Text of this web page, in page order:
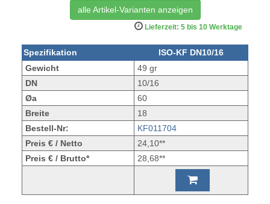
alle Artikel-Varianten anzeigen
Lieferzeit: 5 bis 10 Werktage
Spezifikation
ISO-KF DN10/16
Gewicht
49 gr
DN
10/16
Øa
60
Breite
18
Bestell-Nr:
KF011704
Preis € / Netto
24,10**
Preis € / Brutto*
28,68**